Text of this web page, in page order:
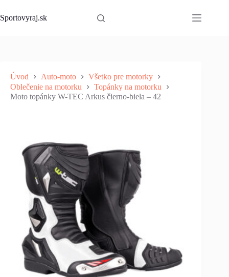
to
content
Sportovyraj.sk
Úvod Auto-moto
Všetko pre motorky
Oblečenie na motorku
Topánky na motorku
Moto topánky W-TEC Arkus čierno-biela – 42